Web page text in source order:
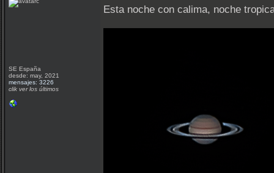
SE España
desde: may, 2021
mensajes: 3226
clik ver los últimos
Esta noche con calima, noche